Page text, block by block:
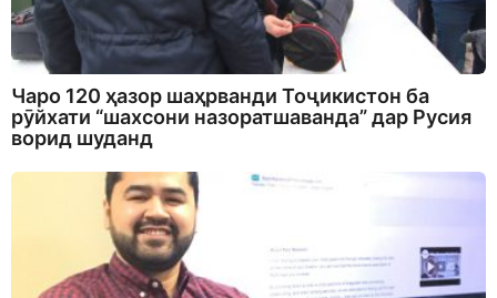
Чаро 120 ҳазор шаҳрванди Тоҷикистон ба
рӯйхати “шахсони назоратшаванда” дар Русия
ворид шуданд